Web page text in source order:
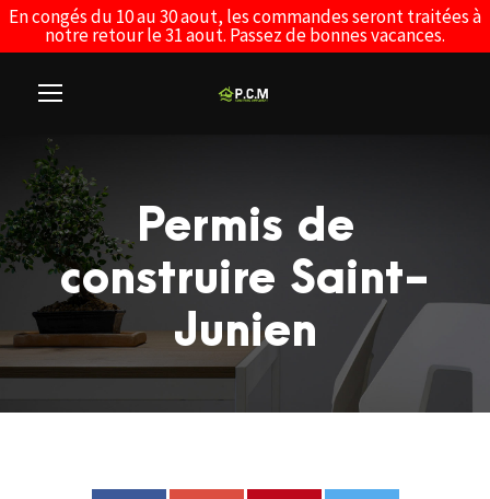
En congés du 10 au 30 aout, les commandes seront traitées à
notre retour le 31 aout. Passez de bonnes vacances.
Permis de
construire Saint-
Junien